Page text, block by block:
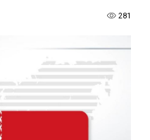
281